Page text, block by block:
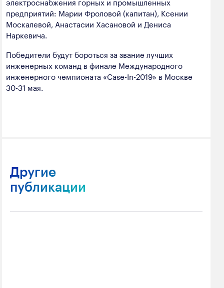
предприятий: Марии Фроловой (капитан), Ксении
Москалевой, Анастасии Хасановой и Дениса
Наркевича.
Победители будут бороться за звание лучших
инженерных команд в финале Международного
инженерного чемпионата «Case-In-2019» в Москве
30-31 мая.
Другие
публикации